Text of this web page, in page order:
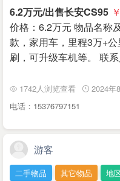
6.2万元/出售长安CS95
价格：6.2万元 物品名称
款，家用车，里程3万+
刷，可升级车机等。 联
1742人浏览查看 2024年
电话：15376797151
游客
二手物品 其它物品 地